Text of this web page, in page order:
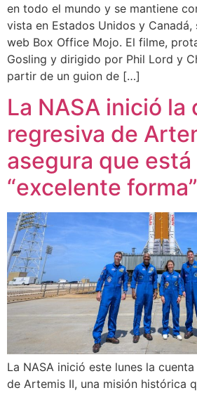
en todo el mundo y se mantiene
vista en Estados Unidos y Canadá,
web Box Office Mojo. El filme,
Gosling y dirigido por Phil Lord y
partir de un guion de […]
La NASA inició la
regresiva de
asegura que está
“excelente forma”
La NASA inició este lunes la
de Artemis II, una misión histórica